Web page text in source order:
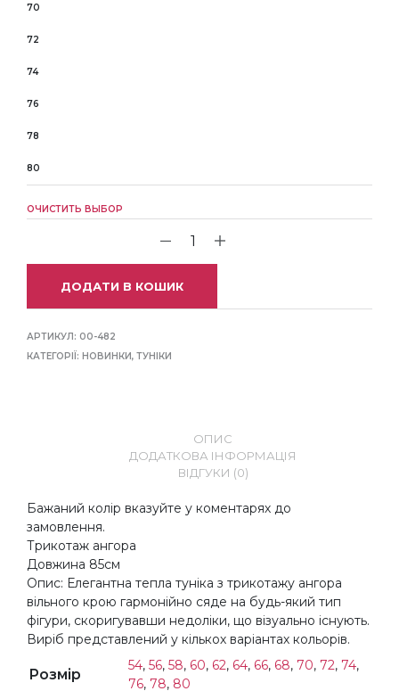
70
72
74
76
78
80
ОЧИСТИТЬ ВЫБОР
ДОДАТИ В КОШИК
АРТИКУЛ: 00-482
КАТЕГОРІЇ: НОВИНКИ, ТУНІКИ
ОПИС
ДОДАТКОВА ІНФОРМАЦІЯ
ВІДГУКИ (0)
Бажаний колір вказуйте у коментарях до
замовлення.
Трикотаж ангора
Довжина 85см
Опис: Елегантна тепла туніка з трикотажу ангора
вільного крою гармонійно сяде на будь-який тип
фігури, скоригувавши недоліки, що візуально існують.
Виріб представлений у кількох варіантах кольорів.
Розмір
54, 56, 58, 60, 62, 64, 66, 68, 70, 72, 74,
76, 78, 80